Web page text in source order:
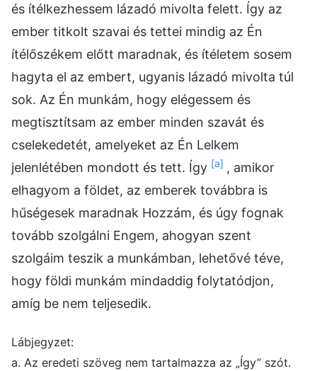
és ítélkezhessem lázadó mivolta felett. Így az
ember titkolt szavai és tettei mindig az Én
ítélőszékem előtt maradnak, és ítéletem sosem
hagyta el az embert, ugyanis lázadó mivolta túl
sok. Az Én munkám, hogy elégessem és
megtisztítsam az ember minden szavát és
cselekedetét, amelyeket az Én Lelkem
jelenlétében mondott és tett. Így [a] , amikor
elhagyom a földet, az emberek továbbra is
hűségesek maradnak Hozzám, és úgy fognak
tovább szolgálni Engem, ahogyan szent
szolgáim teszik a munkámban, lehetővé téve,
hogy földi munkám mindaddig folytatódjon,
amíg be nem teljesedik.
Lábjegyzet:
a. Az eredeti szöveg nem tartalmazza az „Így” szót.